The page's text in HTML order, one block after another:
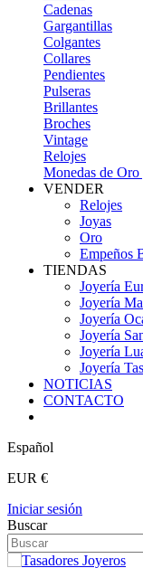
Cadenas
Gargantillas
Colgantes
Collares
Pendientes
Pulseras
Brillantes
Broches
Vintage
Relojes
Monedas de Oro
VENDER
Relojes
Joyas
Oro
Empeños
TIENDAS
Joyería
Joyería
Joyería
Joyería
Joyería
Joyería
NOTICIAS
CONTACTO
Español
EUR €
Iniciar sesión
Buscar